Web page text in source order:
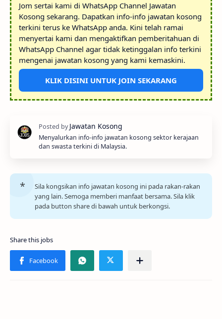
Jom sertai kami di WhatsApp Channel Jawatan
Kosong sekarang. Dapatkan info-info jawatan kosong
terkini terus ke WhatsApp anda. Kini telah ramai
menyertai kami dan mengaktifkan pemberitahuan di
WhatsApp Channel agar tidak ketinggalan info terkini
mengenai jawatan kosong yang kami kemaskini.
KLIK DISINI UNTUK JOIN SEKARANG
Menyalurkan info-info jawatan kosong sektor kerajaan
dan swasta terkini di Malaysia.
Sila kongsikan info jawatan kosong ini pada rakan-rakan
yang lain. Semoga memberi manfaat bersama. Sila klik
pada button share di bawah untuk berkongsi.